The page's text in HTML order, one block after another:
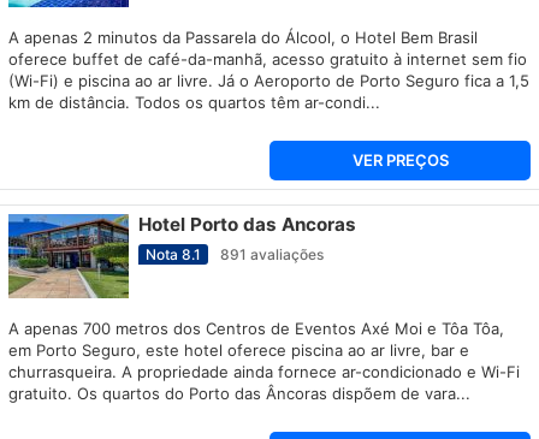
A apenas 2 minutos da Passarela do Álcool, o Hotel Bem Brasil
oferece buffet de café-da-manhã, acesso gratuito à internet sem fio
(Wi-Fi) e piscina ao ar livre. Já o Aeroporto de Porto Seguro fica a 1,5
km de distância. Todos os quartos têm ar-condi...
VER PREÇOS
Hotel Porto das Ancoras
Nota 8.1 891 avaliações
A apenas 700 metros dos Centros de Eventos Axé Moi e Tôa Tôa,
em Porto Seguro, este hotel oferece piscina ao ar livre, bar e
churrasqueira. A propriedade ainda fornece ar-condicionado e Wi-Fi
gratuito. Os quartos do Porto das Âncoras dispõem de vara...